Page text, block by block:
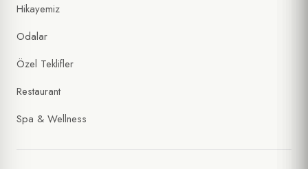
Hikayemiz
Odalar
Özel Teklifler
Restaurant
Spa & Wellness